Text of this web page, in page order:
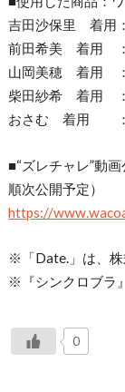
吉田沙保里 着
前田希美 着用
山岡美穂 着用
柴田紗希 着用
おさむ 着用
■“ズレチャレ”動
順次公開予定）
https://
※「Date.」は、株
※『シンクロブラ
0